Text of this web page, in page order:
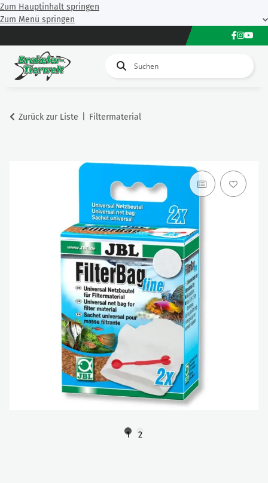
Zum Hauptinhalt springen
Zum Menü springen
Zurück zur Liste Filtermaterial
1 2